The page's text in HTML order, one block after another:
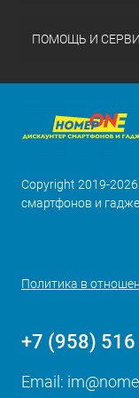
ПОМОЩЬ И
Copyright 2019-
смартфонов и
Политика в
+7 (958)
Email: